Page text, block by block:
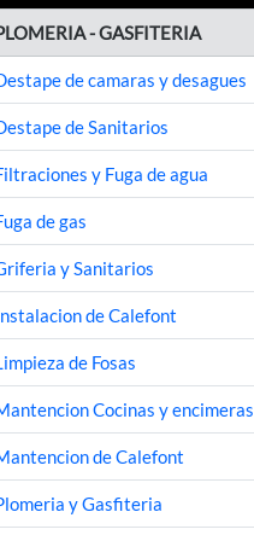
- GASFITERIA
de camaras y desagues
de Sanitarios
y Fuga de agua
de gas
y Sanitarios
de Calefont
de Fosas
Cocinas y encimeras
de Calefont
y Gasfiteria